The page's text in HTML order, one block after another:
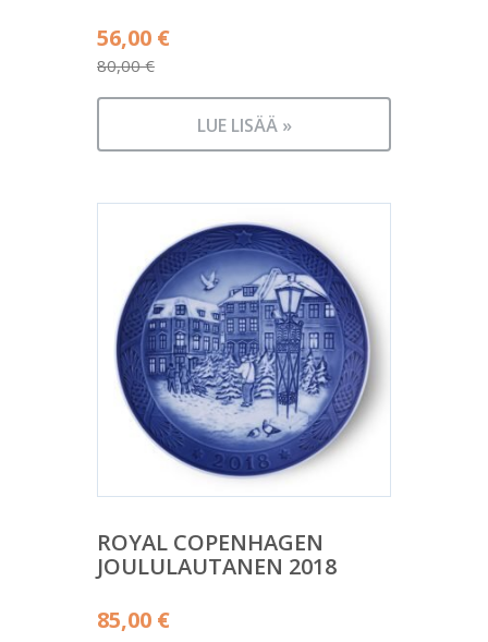
80,00€
Alkuperäinen
hinta
oli:
56,00 €
Nykyinen
on:
LUE LISÄÄ »
ROYAL COPENHAGEN
JOULULAUTANEN 2018
85,00 €